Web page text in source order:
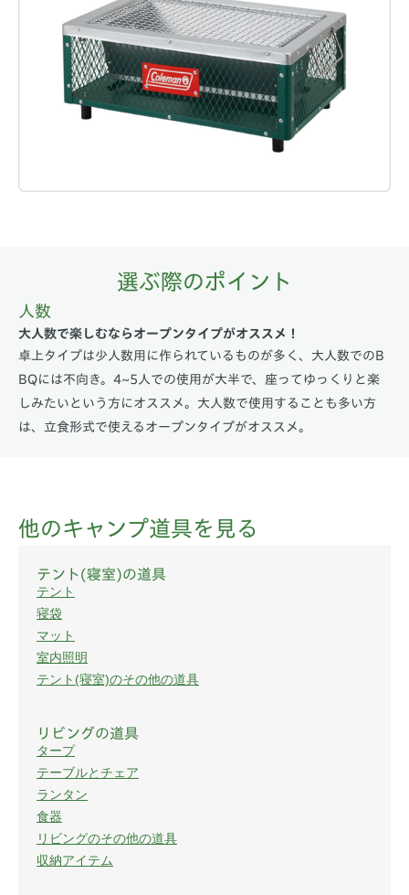
選ぶ際のポイント
人数
大人数で楽しむならオープンタイプがオススメ！
卓上タイプは少人数用に作られているものが多く、大人数でのB
BQには不向き。4~5人での使用が大半で、座ってゆっくりと楽
しみたいという方にオススメ。大人数で使用することも多い方
は、立食形式で使えるオープンタイプがオススメ。
他のキャンプ道具を見る
テント(寝室)の道具
テント
寝袋
マット
室内照明
テント(寝室)のその他の道具
リビングの道具
タープ
テーブルとチェア
ランタン
食器
リビングのその他の道具
収納アイテム